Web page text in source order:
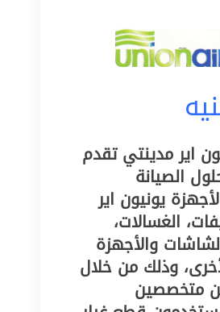
اير مدينتي تقدم
الصيانة
يونيون اير
الغسالات،
والأجهزة
وذلك من خلال
متخصصين